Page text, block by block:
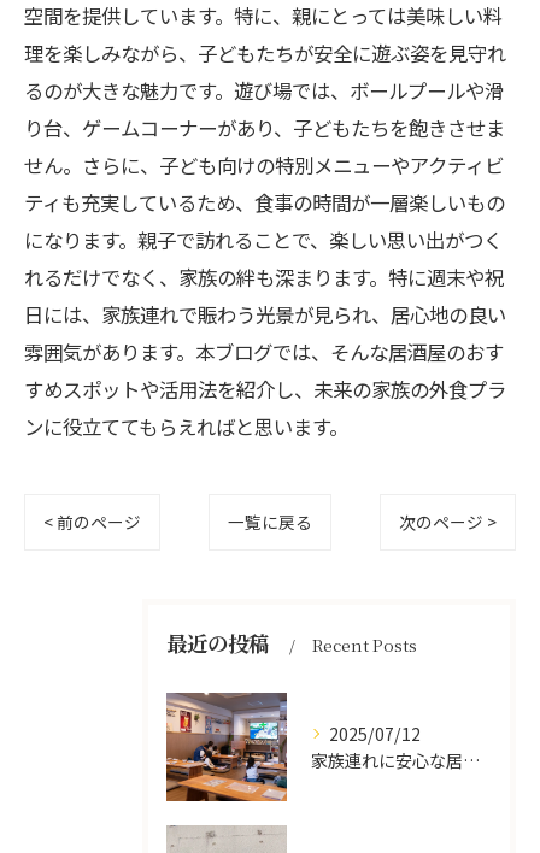
空間を提供しています。特に、親にとっては美味しい料
理を楽しみながら、子どもたちが安全に遊ぶ姿を見守れ
るのが大きな魅力です。遊び場では、ボールプールや滑
り台、ゲームコーナーがあり、子どもたちを飽きさせま
せん。さらに、子ども向けの特別メニューやアクティビ
ティも充実しているため、食事の時間が一層楽しいもの
になります。親子で訪れることで、楽しい思い出がつく
れるだけでなく、家族の絆も深まります。特に週末や祝
日には、家族連れで賑わう光景が見られ、居心地の良い
雰囲気があります。本ブログでは、そんな居酒屋のおす
すめスポットや活用法を紹介し、未来の家族の外食プラ
ンに役立ててもらえればと思います。
< 前のページ 一覧に戻る 次のページ >
最近の投稿 Recent Posts
2025/07/12
家族連れに安心な居酒屋体験